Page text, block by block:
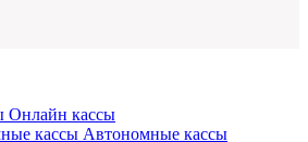
Онлайн кассы
Автономные кассы